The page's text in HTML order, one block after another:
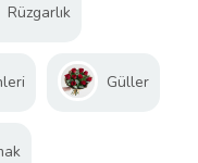
Rüzgarlık
Güller